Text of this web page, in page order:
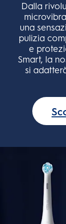
Dalla
una
pulizia
e
Smart, la
si